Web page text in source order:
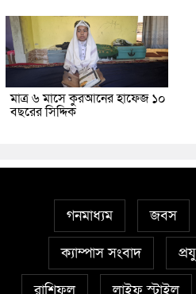
মাত্র ৬ মাসে কুরআনের হাফেজ ১০
বছরের সিদ্দিক
গনমাধ্যম জবস
ক্যাম্পাস সংবাদ